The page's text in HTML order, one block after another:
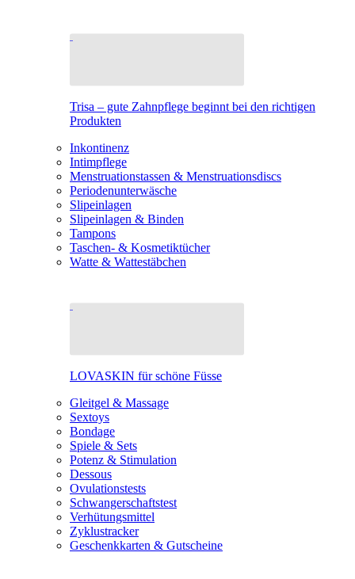
Trisa – gute Zahnpflege beginnt bei den richtigen
Produkten
Inkontinenz
Intimpflege
Menstruationstassen & Menstruationsdiscs
Periodenunterwäsche
Slipeinlagen
Slipeinlagen & Binden
Tampons
Taschen- & Kosmetiktücher
Watte & Wattestäbchen
LOVASKIN für schöne Füsse
Gleitgel & Massage
Sextoys
Bondage
Spiele & Sets
Potenz & Stimulation
Dessous
Ovulationstests
Schwangerschaftstest
Verhütungsmittel
Zyklustracker
Geschenkkarten & Gutscheine